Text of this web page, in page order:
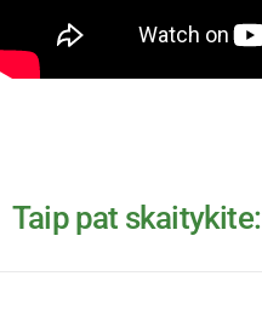
Taip pat skaitykite: